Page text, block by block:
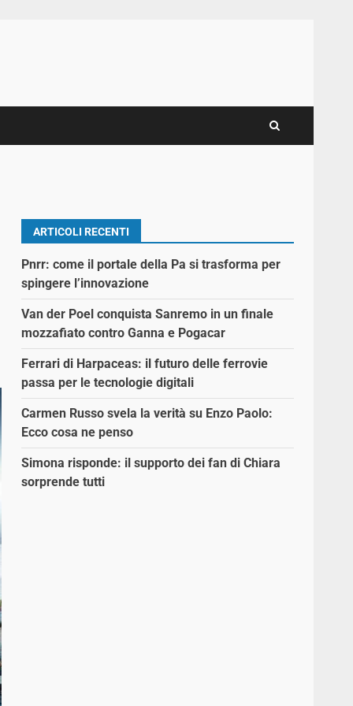
ARTICOLI RECENTI
Pnrr: come il portale della Pa si trasforma per
spingere l’innovazione
Van der Poel conquista Sanremo in un finale
mozzafiato contro Ganna e Pogacar
Ferrari di Harpaceas: il futuro delle ferrovie
passa per le tecnologie digitali
Carmen Russo svela la verità su Enzo Paolo:
Ecco cosa ne penso
Simona risponde: il supporto dei fan di Chiara
sorprende tutti